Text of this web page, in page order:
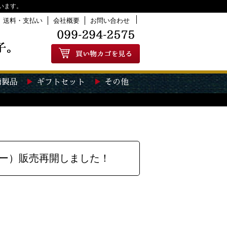
す。
送料・支払い 会社概要 お問い合わせ
製品 ギフトセット その他
）販売再開しました！